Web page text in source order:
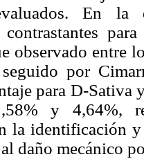
En la
contrastantes
observado entre
por
para D-Sativa
y 4,64%,
la identificación
daño mecánico